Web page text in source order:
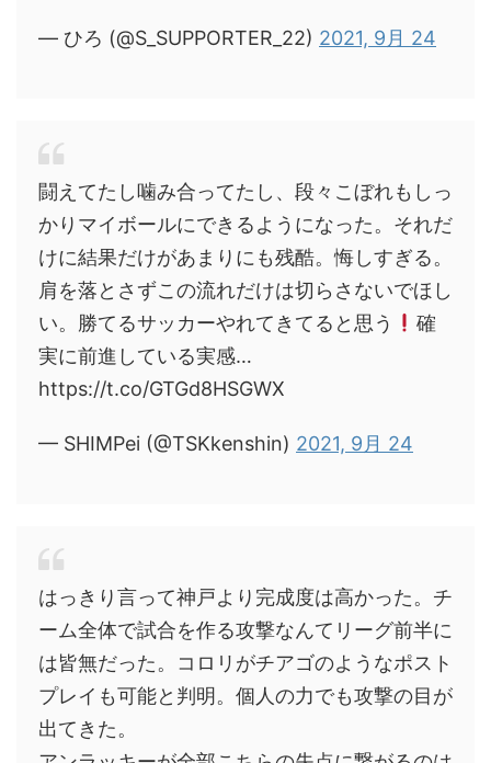
— ひろ (@S_SUPPORTER_22) 2021, 9月 24
闘えてたし噛み合ってたし、段々こぼれもしっ
かりマイボールにできるようになった。それだ
けに結果だけがあまりにも残酷。悔しすぎる。
肩を落とさずこの流れだけは切らさないでほし
い。勝てるサッカーやれてきてると思う
確
実に前進している実感…
https://t.co/GTGd8HSGWX
— SHIMPei (@TSKkenshin) 2021, 9月 24
はっきり言って神戸より完成度は高かった。チ
ーム全体で試合を作る攻撃なんてリーグ前半に
は皆無だった。コロリがチアゴのようなポスト
プレイも可能と判明。個人の力でも攻撃の目が
出てきた。